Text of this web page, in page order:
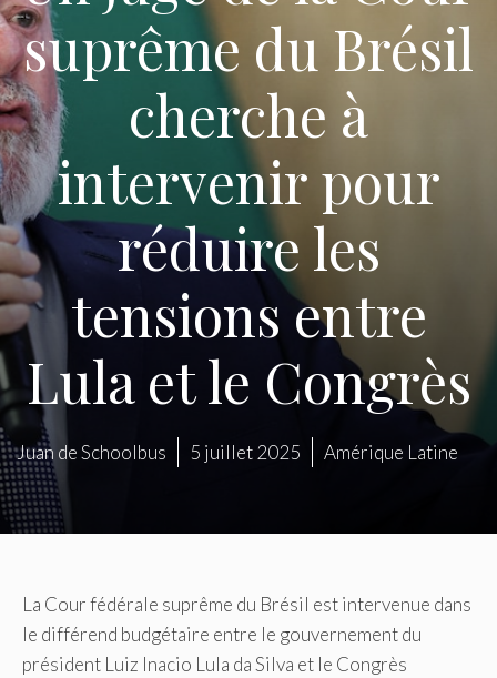
suprême du Brésil
cherche à
intervenir pour
réduire les
tensions entre
Lula et le Congrès
Juan de Schoolbus 5 juillet 2025 Amérique Latine
La Cour fédérale suprême du Brésil est intervenue dans
le différend budgétaire entre le gouvernement du
président Luiz Inacio Lula da Silva et le Congrès